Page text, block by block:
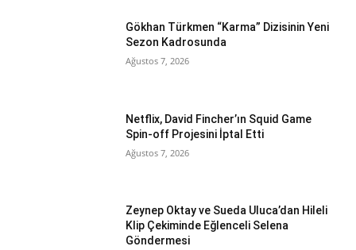
Gökhan Türkmen “Karma” Dizisinin Yeni
Sezon Kadrosunda
Ağustos 7, 2026
Netflix, David Fincher’ın Squid Game
Spin-off Projesini İptal Etti
Ağustos 7, 2026
Zeynep Oktay ve Sueda Uluca’dan Hileli
Klip Çekiminde Eğlenceli Selena
Göndermesi